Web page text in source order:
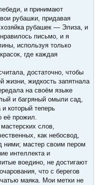
и принимают
рубашки, придавая
рубашек — Элиза, и
письмо, и я
используя только
где каждая
достаточно, чтобы
жизни, жидкость запятнала
на своём языке
и багряный омыли сад,
и который теперь
её прожил.
слов,
как небосвод,
ними; мастер своим пером
интеллекта и
воедино, не достигают
что с берегов
маяка. Мои метки не